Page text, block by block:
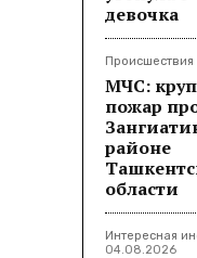
девочка
Происшествия
МЧС:
пожар
районе
области
Интересная
04.08.2026